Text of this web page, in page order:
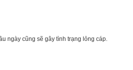
ngày cũng sẽ gây tình trạng lỏng cáp.